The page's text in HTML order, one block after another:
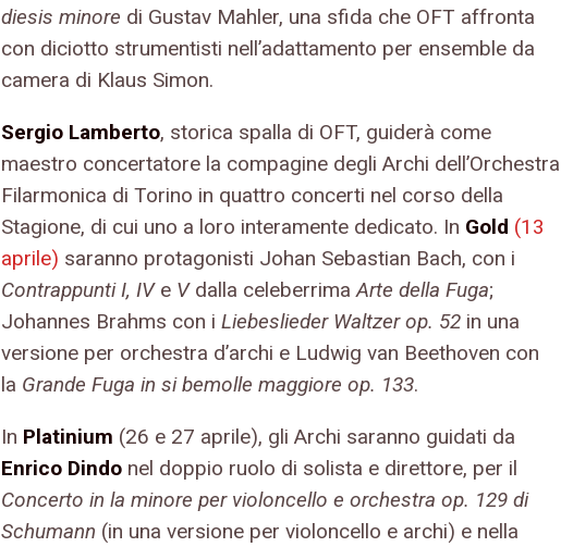
diesis minore di Gustav Mahler, una sfida che OFT affronta
con diciotto strumentisti nell’adattamento per ensemble da
camera di Klaus Simon.
Sergio Lamberto, storica spalla di OFT, guiderà come
maestro concertatore la compagine degli Archi dell’Orchestra
Filarmonica di Torino in quattro concerti nel corso della
Stagione, di cui uno a loro interamente dedicato. In Gold (13
aprile) saranno protagonisti Johan Sebastian Bach, con i
Contrappunti I, IVe Vdalla celeberrimaArte della Fuga;
Johannes Brahms con i Liebeslieder Waltzer op. 52 in una
versione per orchestra d’archi e Ludwig van Beethoven con
la Grande Fuga in si bemolle maggiore op. 133.
In Platinium (26 e 27 aprile), gli Archi saranno guidati da
Enrico Dindo nel doppio ruolo di solista e direttore, per il
Concerto in la minore per violoncello e orchestra op. 129 di
Schumann (in una versione per violoncello e archi) e nella